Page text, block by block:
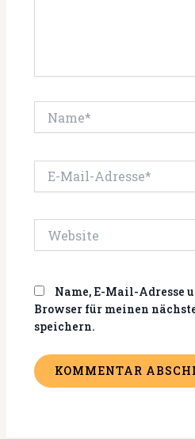
Mail-
Name, E-Mail-Adresse
Browser für meinen
speichern.